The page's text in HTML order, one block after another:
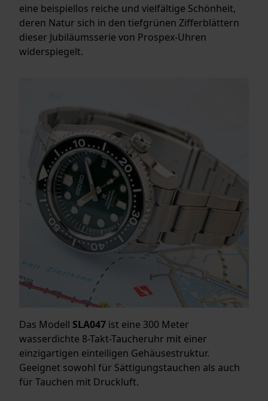
eine beispiellos reiche und vielfältige Schönheit,
deren Natur sich in den tiefgrünen Zifferblättern
dieser Jubiläumsserie von Prospex-Uhren
widerspiegelt.
Das Modell SLA047 ist eine 300 Meter
wasserdichte 8-Takt-Taucheruhr mit einer
einzigartigen einteiligen Gehäusestruktur.
Geeignet sowohl für Sättigungstauchen als auch
für Tauchen mit Druckluft.